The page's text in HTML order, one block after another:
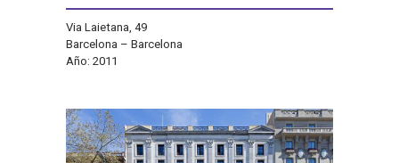
Via Laietana, 49
Barcelona – Barcelona
Año: 2011